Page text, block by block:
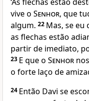
vive o Senhor, que
algum. 22 Mas, se eu
as flechas estão
partir de imediato,
23 E que o Senhor
o forte laço de
24 Então Davi se